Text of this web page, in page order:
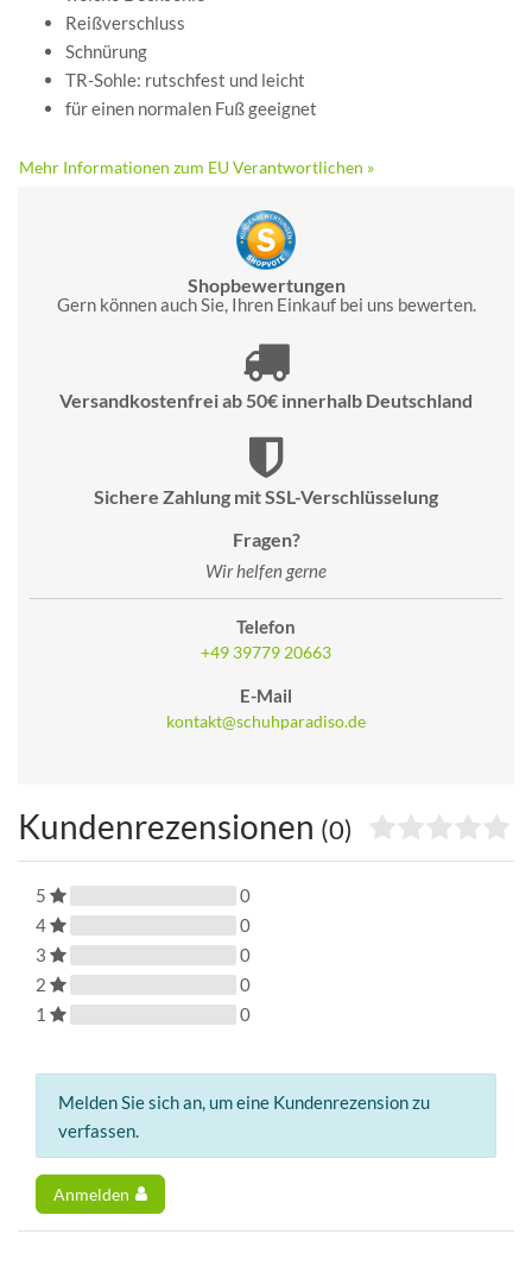
Reißverschluss
Schnürung
TR-Sohle: rutschfest und leicht
für einen normalen Fuß geeignet
Mehr Informationen zum EU Verantwortlichen »
Shopbewertungen
Gern können auch Sie, Ihren Einkauf bei uns bewerten.
Versandkostenfrei ab 50€ innerhalb Deutschland
Sichere Zahlung mit SSL-Verschlüsselung
Fragen?
Wir helfen gerne
Telefon
+49 39779 20663
E-Mail
kontakt@schuhparadiso.de
Kundenrezensionen (0)
5
0
4
0
3
0
2
0
1
0
Melden Sie sich an, um eine Kundenrezension zu
verfassen.
Anmelden